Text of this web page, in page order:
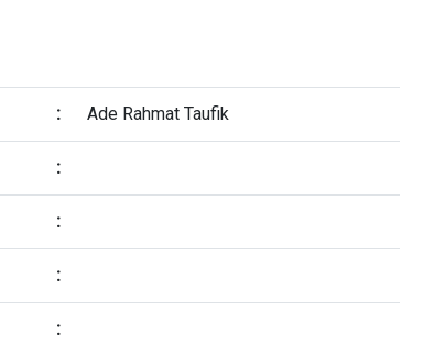
: Ade Rahmat Taufik
:
:
:
: